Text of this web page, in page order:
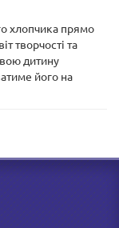
хлопчика прямо
творчості та
дитину
його на